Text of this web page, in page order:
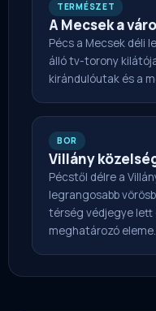
TERMÉSZET
A Mecsek a
Pécs a Mecsek déli
álló tv-torony
kirándulóutak és a
BOR
Villány
Pécstől délre a
legrangosabb
térség védjegye
meghatározó eleme.